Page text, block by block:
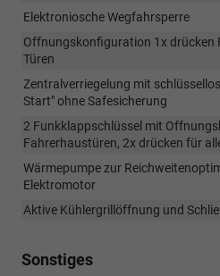
Elektroniosche Wegfahrsperre
Offnungskonfiguration 1x drücken
Türen
Zentralverriegelung mit
Start" ohne Safesicherung
2 Funkklappschlüssel mit
Fahrerhaustüren, 2x drücken für
Wärmepumpe zur
Elektromotor
Aktive Kühlergrillöffnung und
Sonstiges